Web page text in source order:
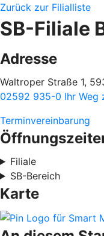
Zurück zur Filialliste
SB-Filiale
Adresse
Waltroper Straße 1,
02592 935-0 Ihr Weg
Terminvereinbarung
Filiale
SB-Bereich
Karte